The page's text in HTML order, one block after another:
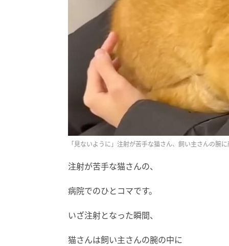
「見ないように」注射が苦手な猫さん、飼い主さんの腕
注射が苦手な猫さんの、
病院でのひとコマです。
いざ注射となった瞬間、
猫さんは飼い主さんの腕の中に